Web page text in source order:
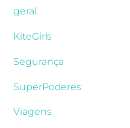
geral
KiteGirls
Segurança
SuperPoderes
Viagens